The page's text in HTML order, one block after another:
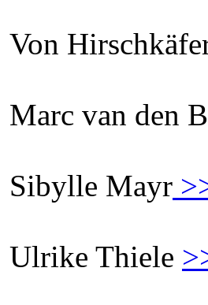
Von
Marc van den
Sibylle Mayr
Ulrike Thiele